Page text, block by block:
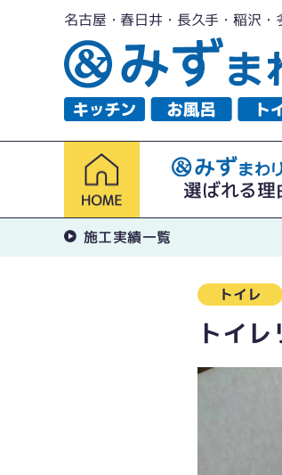
名古屋・春日井・長久手・稲沢
選ばれる理
施工実績一覧
トイレ
トイ